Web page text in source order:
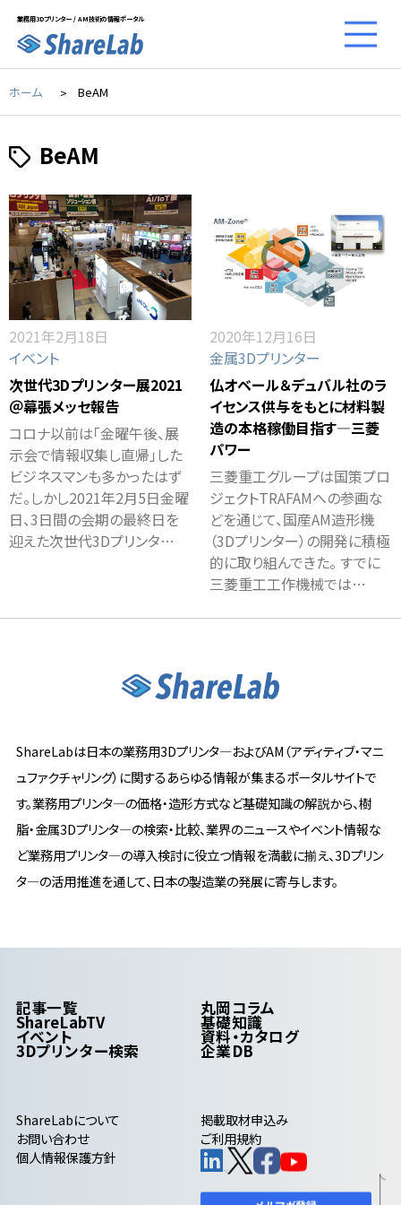
業務用3Dプリンター / AM技術の情報ポータル
ホーム BeAM
BeAM
2021年2月18日
イベント
次世代3Dプリンター展2021
＠幕張メッセ報告
コロナ以前は「金曜午後、展
示会で情報収集し直帰」した
ビジネスマンも多かったはず
だ。しかし2021年2月5日金曜
日、3日間の会期の最終日を
迎えた次世代3Dプリンタ…
2020年12月16日
金属3Dプリンター
仏オベール＆デュバル社のラ
イセンス供与をもとに材料製
造の本格稼働目指す―三菱
パワー
三菱重工グループは国策プロ
ジェクトTRAFAMへの参画な
どを通じて、国産AM造形機
（3Dプリンター）の開発に積極
的に取り組んできた。 すでに
三菱重工工作機械では…
ShareLabは日本の業務用3Dプリンタ―およびAM（アディティブ・マニ
ュファクチャリング）に関するあらゆる情報が集まるポータルサイトで
す。業務用プリンタ―の価格・造形方式など基礎知識の解説から、樹
脂・金属3Dプリンタ―の検索・比較、業界のニュースやイベント情報な
ど業務用プリンタ―の導入検討に役立つ情報を満載に揃え、3Dプリン
タ―の活用推進を通して、日本の製造業の発展に寄与します。
記事一覧 丸岡コラム
ShareLabTV 基礎知識
イベント 資料・カタログ
3Dプリンター検索 企業DB
ShareLabについて
掲載取材申込み
お問い合わせ
ご利用規約
個人情報保護方針